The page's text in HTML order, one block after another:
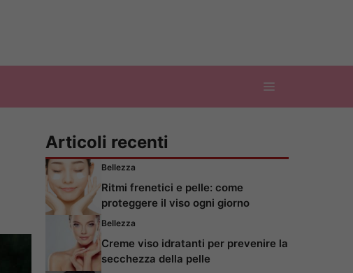
Articoli recenti
Bellezza
Ritmi frenetici e pelle: come
proteggere il viso ogni giorno
Bellezza
Creme viso idratanti per prevenire la
secchezza della pelle